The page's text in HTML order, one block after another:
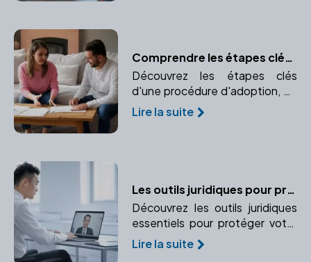
Comprendre les étapes clés d'une procédure d'adoption
Découvrez les étapes clés
d'une procédure d'adoption, de
la demande initiale à la décision
finale. Comprendre les
Lire la suite
Les outils juridiques pour protéger l'entreprise et ses dirigeants
Découvrez les outils juridiques
essentiels pour protéger votre
entreprise et vos
responsabilités en tant que
Lire la suite